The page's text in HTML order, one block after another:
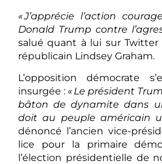
« J’apprécie l’action
Donald Trump contre
salué quant à lui sur Twitter
républicain Lindsey Graham.
L’opposition démocrate
insurgée : « Le président
bâton de dynamite dans
doit au peuple américain
dénoncé l’ancien vice-
lice pour la primaire
l’élection présidentielle de